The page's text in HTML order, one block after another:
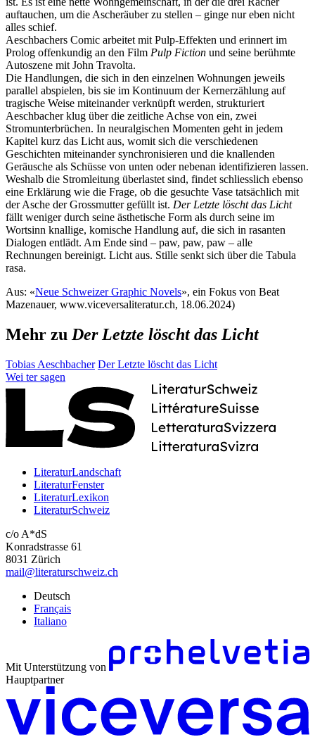
auftauchen, um die Ascheräuber zu stellen – ginge nur eben nicht
alles schief.
Aeschbachers Comic arbeitet mit Pulp-Effekten und erinnert im
Prolog offenkundig an den Film Pulp Fiction und seine berühmte
Autoszene mit John Travolta.
Die Handlungen, die sich in den einzelnen Wohnungen jeweils
parallel abspielen, bis sie im Kontinuum der Kernerzählung auf
tragische Weise miteinander verknüpft werden, strukturiert
Aeschbacher klug über die zeitliche Achse von ein, zwei
Stromunterbrüchen. In neuralgischen Momenten geht in jedem
Kapitel kurz das Licht aus, womit sich die verschiedenen
Geschichten miteinander synchronisieren und die knallenden
Geräusche als Schüsse von unten oder nebenan identifizieren lassen.
Weshalb die Stromleitung überlastet sind, findet schliesslich ebenso
eine Erklärung wie die Frage, ob die gesuchte Vase tatsächlich mit
der Asche der Grossmutter gefüllt ist. Der Letzte löscht das Licht
fällt weniger durch seine ästhetische Form als durch seine im
Wortsinn knallige, komische Handlung auf, die sich in rasanten
Dialogen entlädt. Am Ende sind – paw, paw, paw – alle
Rechnungen bereinigt. Licht aus. Stille senkt sich über die Tabula
rasa.
Aus: «Neue Schweizer Graphic Novels», ein Fokus von Beat
Mazenauer, www.viceversaliteratur.ch, 18.06.2024)
Mehr zu Der Letzte löscht das Licht
Tobias Aeschbacher Der Letzte löscht das Licht
Wei ter sagen
LiteraturLandschaft
LiteraturFenster
LiteraturLexikon
LiteraturSchweiz
c/o A*dS
Konradstrasse 61
8031 Zürich
mail@literaturschweiz.ch
Deutsch
Français
Italiano
Mit Unterstützung von
Hauptpartner